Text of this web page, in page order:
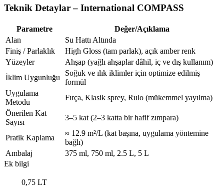
Teknik Detaylar – International COMPASS
Parametre
Değer/Açıklama
Alan
Su Hattı Altında
Finiş / Parlaklık
High Gloss (tam parlak), açık amber renk
Yüzeyler
Ahşap (yağlı ahşaplar dâhil, iç ve dış kullanım)
İklim Uygunluğu
Soğuk ve ılık iklimler için optimize edilmiş
formül
Uygulama
Metodu
Fırça, Klasik sprey, Rulo (mükemmel yayılma)
Önerilen Kat
Sayısı
3–5 kat (2–3 katta bir hafif zımpara)
Pratik Kaplama
≈ 12.9 m²/L (kat başına, uygulama yöntemine
bağlı)
Ambalaj
375 ml, 750 ml, 2.5 L, 5 L
Ek bilgi
0,75 LT